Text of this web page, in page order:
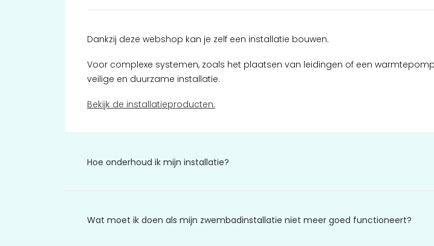
Dankzij deze webshop kan je zelf een installatie bouwen.
Voor complexe systemen, zoals het plaatsen van leidingen of een
veilige en duurzame installatie.
Bekijk de installatieproducten.
Hoe onderhoud ik mijn installatie?
Wat moet ik doen als mijn zwembadinstallatie niet meer goed functioneert?